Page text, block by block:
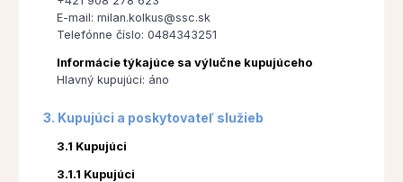
E-mail: milan.kolkus@ssc.sk
Telefónne číslo: 0484343251
Informácie týkajúce sa výlučne kupujúceho
Hlavný kupujúci: áno
3. Kupujúci a poskytovateľ služieb
3.1 Kupujúci
3.1.1 Kupujúci